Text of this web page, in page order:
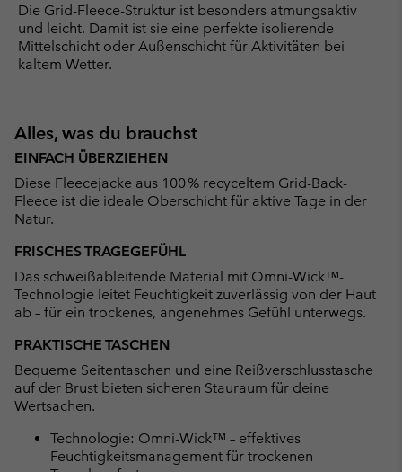
Die Grid-Fleece-Struktur ist besonders atmungsaktiv
und leicht. Damit ist sie eine perfekte isolierende
Mittelschicht oder Außenschicht für Aktivitäten bei
kaltem Wetter.
Alles, was du brauchst
EINFACH ÜBERZIEHEN
Diese Fleecejacke aus 100 % recyceltem Grid-Back-
Fleece ist die ideale Oberschicht für aktive Tage in der
Natur.
FRISCHES TRAGEGEFÜHL
Das schweißableitende Material mit Omni-Wick™-
Technologie leitet Feuchtigkeit zuverlässig von der Haut
ab – für ein trockenes, angenehmes Gefühl unterwegs.
PRAKTISCHE TASCHEN
Bequeme Seitentaschen und eine Reißverschlusstasche
auf der Brust bieten sicheren Stauraum für deine
Wertsachen.
Technologie: Omni-Wick™ – effektives
Feuchtigkeitsmanagement für trockenen